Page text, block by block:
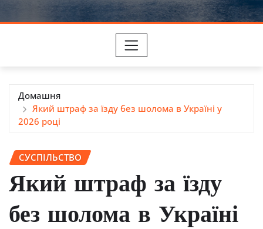
Домашня
Який штраф за їзду без шолома в Україні у
2026 році
СУСПІЛЬСТВО
Який штраф за їзду
без шолома в Україні